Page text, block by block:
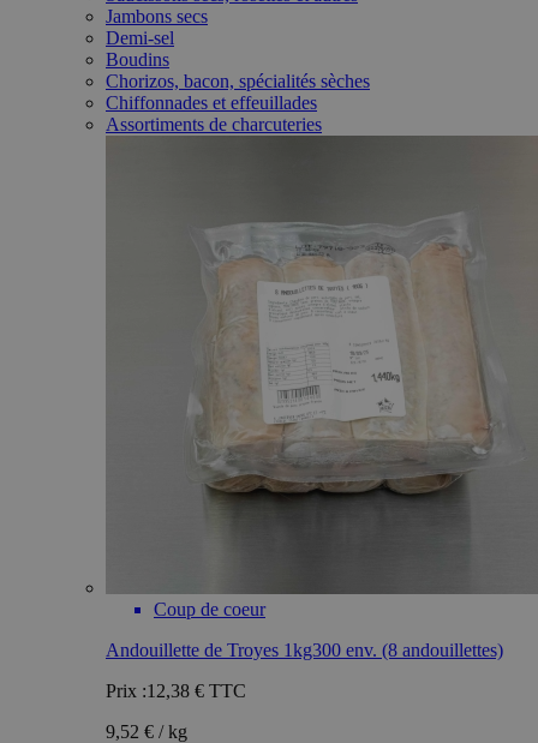
Jambons secs
Demi-sel
Boudins
Chorizos, bacon, spécialités sèches
Chiffonnades et effeuillades
Assortiments de charcuteries
Coup de coeur
Andouillette de Troyes 1kg300 env. (8 andouillettes)
Prix :12,38 € TTC
9,52 € / kg